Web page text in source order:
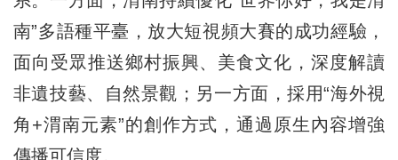
南”多語種平臺，放大短視頻大賽的成功經驗，
面向受眾推送鄉村振興、美食文化，深度解讀
非遺技藝、自然景觀；另一方面，採用“海外視
角+渭南元素”的創作方式，通過原生內容增強
傳播可信度。